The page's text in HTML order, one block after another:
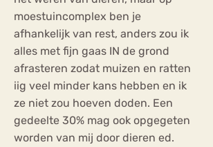
moestuincomplex ben je
afhankelijk van rest, anders zou ik
alles met fijn gaas IN de grond
afrasteren zodat muizen en ratten
iig veel minder kans hebben en ik
ze niet zou hoeven doden. Een
gedeelte 30% mag ook opgegeten
worden van mij door dieren ed.